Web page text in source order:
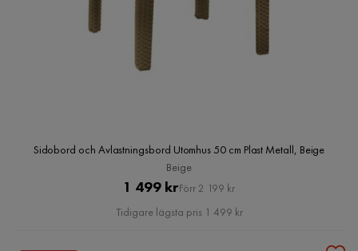
Sidobord och Avlastningsbord Utomhus 50 cm Plast Metall, Beige
Beige
Pris
1 499 krOriginal
Pris
Förr 2 199 kr
Tidigare lägsta pris 1 499 kr